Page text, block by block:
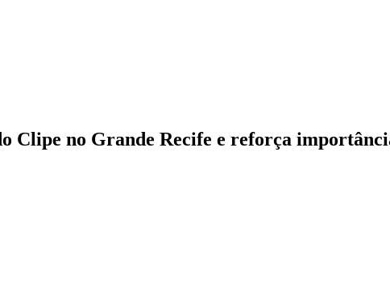
Clipe no Grande Recife e reforça